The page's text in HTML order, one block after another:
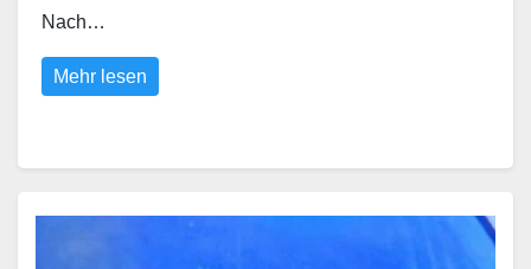
Nach…
Mehr lesen